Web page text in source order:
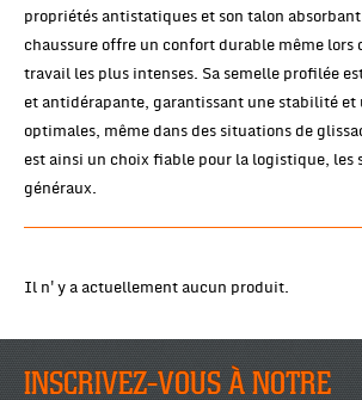
propriétés antistatiques et son talon
chaussure offre un confort durable même lors
travail les plus intenses. Sa semelle profilée
et antidérapante, garantissant une stabilité et
optimales, même dans des situations de
est ainsi un choix fiable pour la logistique, les
généraux.
Il n'y a actuellement aucun produit.
INSCRIVEZ-VOUS À NOTRE